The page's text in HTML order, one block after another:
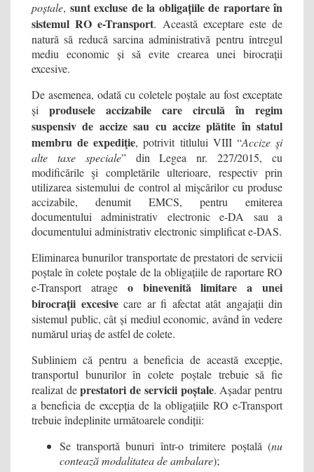
poștale, sunt excluse de la obligațiile de raportare în
sistemul RO e-Transport. Această exceptare este de
natură să reducă sarcina administrativă pentru întregul
mediu economic și să evite crearea unei birocrații
excesive.
De asemenea, odată cu coletele poștale au fost exceptate
și produsele accizabile care circulă în regim
suspensiv de accize sau cu accize plătite în statul
membru de expediţie, potrivit titlului VIII “Accize şi
alte taxe speciale” din Legea nr. 227/2015, cu
modificările şi completările ulterioare, respectiv prin
utilizarea sistemului de control al mişcărilor cu produse
accizabile, denumit EMCS, pentru emiterea
documentului administrativ electronic e-DA sau a
documentului administrativ electronic simplificat e-DAS.
Eliminarea bunurilor transportate de prestatori de servicii
poștale în colete poștale de la obligațiile de raportare RO
e-Transport atrage o binevenită limitare a unei
birocrații excesivecare ar fi afectat atât angajații din
sistemul public, cât și mediul economic, având în vedere
numărul uriaș de astfel de colete.
Subliniem că pentru a beneficia de această excepție,
transportul bunurilor în colete poștale trebuie să fie
realizat deprestatori de servicii poștale. Așadar pentru
a beneficia de excepția de la obligațiile RO e-Transport
trebuie îndeplinite următoarele condiții:
Se transportă bunuri într-o trimitere poștală (nu
contează modalitatea de ambalare);